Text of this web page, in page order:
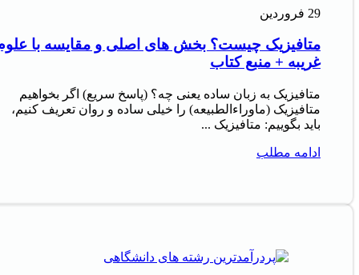
29 فروردین
متافیزیک چیست؟ بخش های اصلی و مقایسه با
غریبه + منبع کتاب
متافیزیک به زبان ساده یعنی چه؟ (پاسخ سریع) اگر بخواهیم
متافیزیک (ماوراءالطبیعه) را خیلی ساده و روان تعریف کنیم،
باید بگوییم: متافیزیک ...
ادامه مطلب